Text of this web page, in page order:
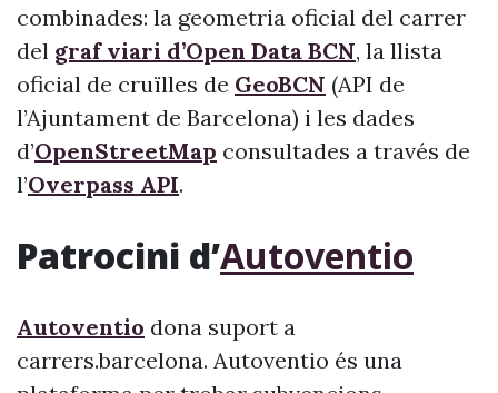
combinades: la geometria oficial del carrer
del graf viari d’Open Data BCN, la llista
oficial de cruïlles de GeoBCN (API de
l’Ajuntament de Barcelona) i les dades
d’OpenStreetMap consultades a través de
l’Overpass API.
Patrocini d’Autoventio
Autoventio dona suport a
carrers.barcelona. Autoventio és una